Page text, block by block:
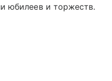
юбилеев и торжеств.